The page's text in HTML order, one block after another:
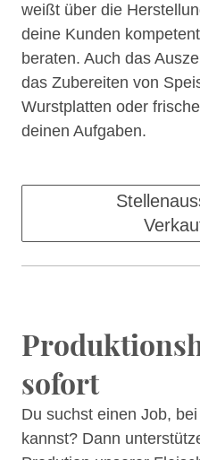
weißt über die
deine Kunden
beraten. Auch das
das Zubereiten von
Wurstplatten oder
deinen Aufgaben.
sofort
Du suchst einen Job,
kannst? Dann